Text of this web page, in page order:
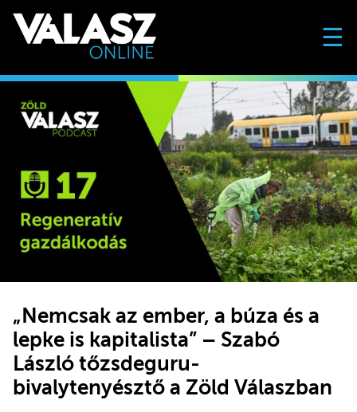
☰
„Nemcsak az ember, a búza és a
lepke is kapitalista” – Szabó
László tőzsdeguru-
bivalytenyésztő a Zöld Válaszban